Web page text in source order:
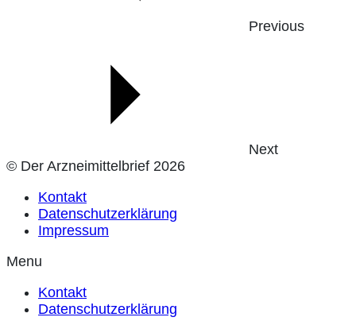
Previous
Next
© Der Arzneimittelbrief 2026
Kontakt
Datenschutzerklärung
Impressum
Menu
Kontakt
Datenschutzerklärung